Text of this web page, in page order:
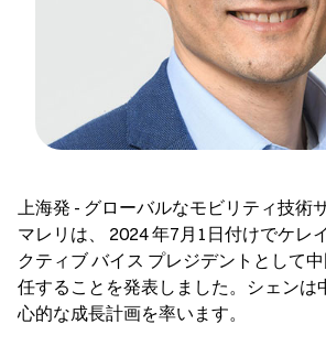
上海発 - グローバルなモビリティ技術
マレリは、 2024 年7月1日付けでケレ
クティブ バイス プレジデントとして
任することを発表しました。シェンは
心的な成長計画を率います。